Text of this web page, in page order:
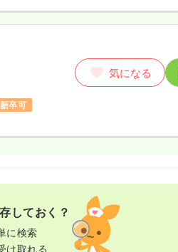
卒可
気になる
しておく？
に検索
け取れる